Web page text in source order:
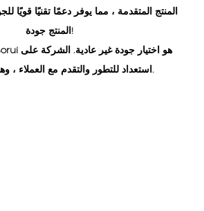
المنتج المتقدمة ، مما يوفر دعمًا تقنيًا قويًا
المنتج جودة!
استعداد للتطور والتقدم مع العملاء ، وهو سعينا الأبدي.